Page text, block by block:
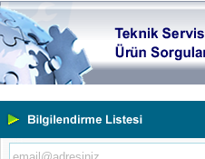
Yeni Binamıza TAŞINDIK
Portatif ve Tezgah Tipi Sertlik
Ölçüm Cihazları